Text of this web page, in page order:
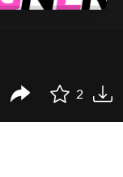
2